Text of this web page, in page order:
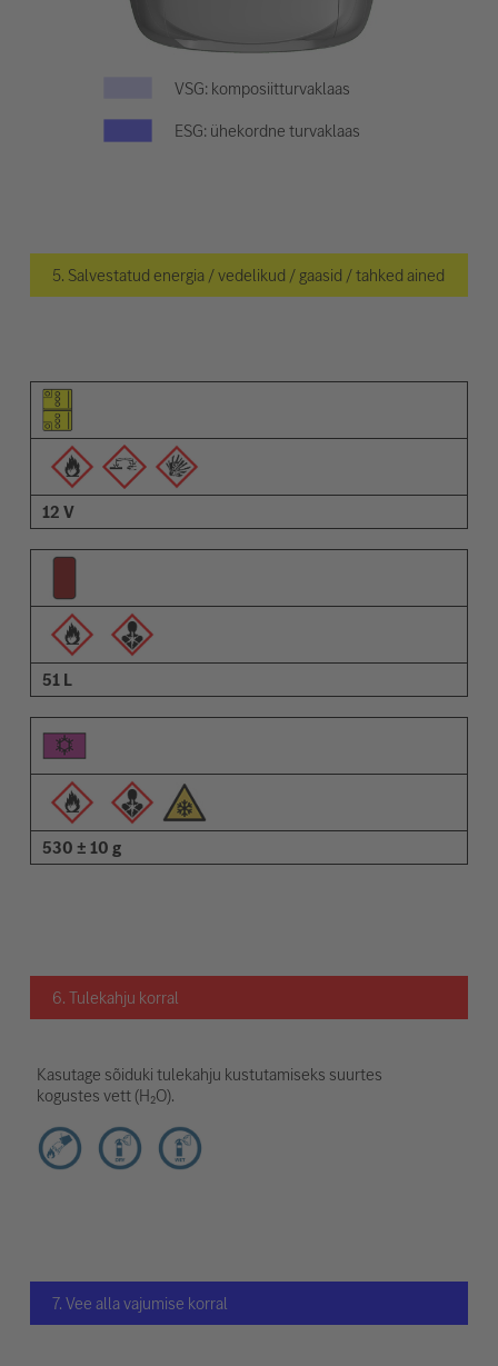
VSG: komposiitturvaklaas
ESG: ühekordne turvaklaas
5. Salvestatud energia / vedelikud / gaasid / tahked ained
Osa pilt
Hoiatuste pilt
Kirjeldus
12 V
51 L
530 ± 10 g
6. Tulekahju korral
Kasutage sõiduki tulekahju kustutamiseks suurtes
kogustes vett (H₂O).
7. Vee alla vajumise korral